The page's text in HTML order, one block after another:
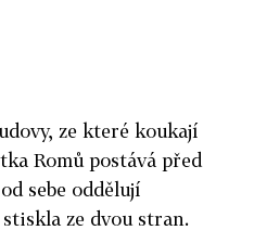
ze které koukají
Romů postává před
sebe oddělují
ze dvou stran.